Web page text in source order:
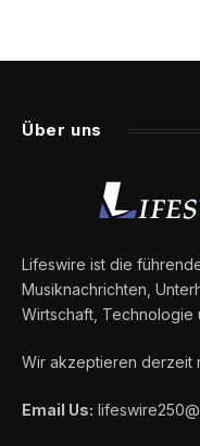
Über uns
Lifeswire ist die
Musiknachrichten,
Wirtschaft, Technologie
Wir akzeptieren derzeit
Email Us: